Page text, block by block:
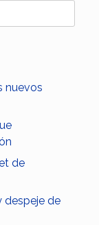
nuevos
de
despeje de